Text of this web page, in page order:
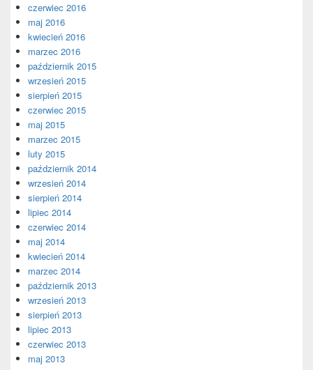
czerwiec 2016
maj 2016
kwiecień 2016
marzec 2016
październik 2015
wrzesień 2015
sierpień 2015
czerwiec 2015
maj 2015
marzec 2015
luty 2015
październik 2014
wrzesień 2014
sierpień 2014
lipiec 2014
czerwiec 2014
maj 2014
kwiecień 2014
marzec 2014
październik 2013
wrzesień 2013
sierpień 2013
lipiec 2013
czerwiec 2013
maj 2013